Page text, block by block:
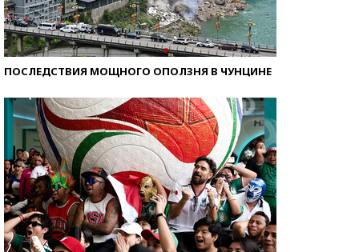
ПОСЛЕДСТВИЯ МОЩНОГО ОПОЛЗНЯ В ЧУНЦИНЕ